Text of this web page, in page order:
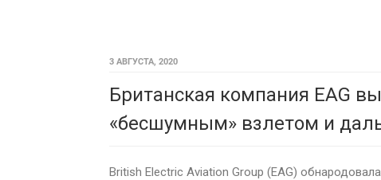
3 АВГУСТА, 2020
Британская компания EAG
«бесшумным» взлетом и
British Electric Aviation Group (EAG)